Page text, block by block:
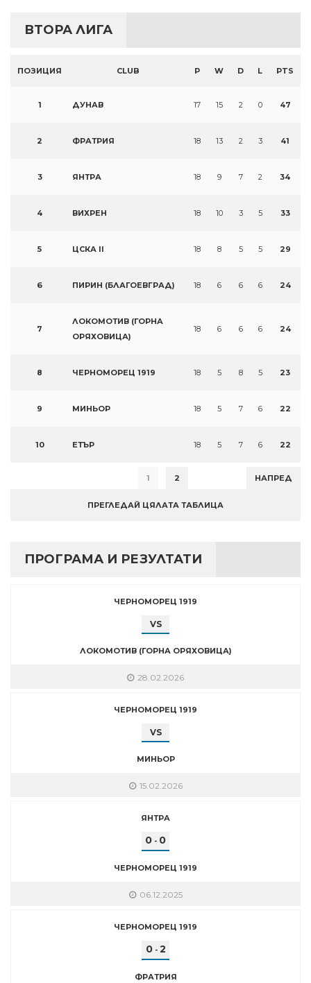
ВТОРА ЛИГА
ПОЗИЦИЯ CLUB P W D L PTS
1 ДУНАВ 17 15 2 0 47
2 ФРАТРИЯ 18 13 2 3 41
3 ЯНТРА 18 9 7 2 34
4 ВИХРЕН 18 10 3 5 33
5 ЦСКА II 18 8 5 5 29
6 ПИРИН (БЛАГОЕВГРАД) 18 6 6 6 24
7
ЛОКОМОТИВ (ГОРНА
ОРЯХОВИЦА)
18 6 6 6 24
8 ЧЕРНОМОРЕЦ 1919 18 5 8 5 23
9 МИНЬОР 18 5 7 6 22
10 ЕТЪР 18 5 7 6 22
1 2 НАПРЕД
ПРЕГЛЕДАЙ ЦЯЛАТА ТАБЛИЦА
ПРОГРАМА И РЕЗУЛТАТИ
ЧЕРНОМОРЕЦ 1919
VS
ЛОКОМОТИВ (ГОРНА ОРЯХОВИЦА)
28.02.2026
ЧЕРНОМОРЕЦ 1919
VS
МИНЬОР
15.02.2026
ЯНТРА
0 - 0
ЧЕРНОМОРЕЦ 1919
06.12.2025
ЧЕРНОМОРЕЦ 1919
0- 2
ФРАТРИЯ